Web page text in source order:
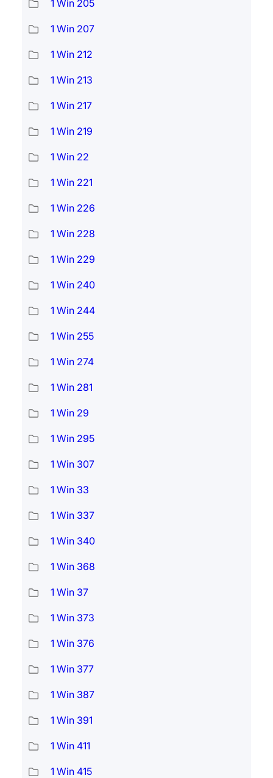
1 Win 205
1 Win 207
1 Win 212
1 Win 213
1 Win 217
1 Win 219
1 Win 22
1 Win 221
1 Win 226
1 Win 228
1 Win 229
1 Win 240
1 Win 244
1 Win 255
1 Win 274
1 Win 281
1 Win 29
1 Win 295
1 Win 307
1 Win 33
1 Win 337
1 Win 340
1 Win 368
1 Win 37
1 Win 373
1 Win 376
1 Win 377
1 Win 387
1 Win 391
1 Win 411
1 Win 415